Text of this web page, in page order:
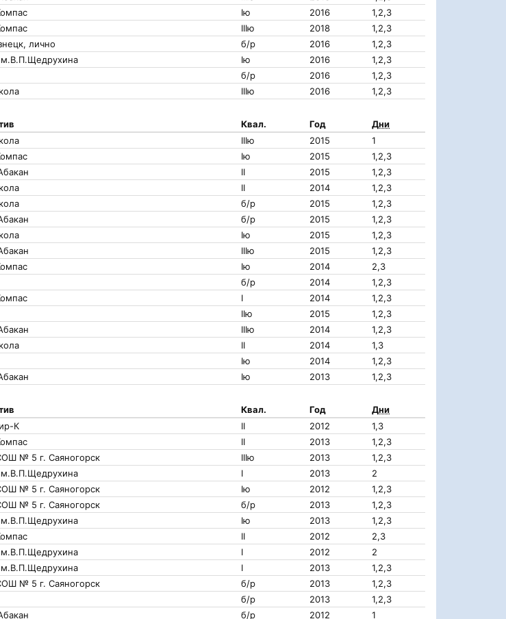
Iю 2016
1,2,3
IIIю 2018
1,2,3
лично б/р 2016
1,2,3
Iю 2016
1,2,3
б/р 2016
1,2,3
IIIю 2016 1,2,3
Квал. Год
Дни
IIIю 2015
1
Iю 2015
1,2,3
II 2015
1,2,3
II 2014
1,2,3
б/р 2015
1,2,3
б/р 2015
1,2,3
Iю 2015
1,2,3
IIIю 2015
1,2,3
Iю 2014
2,3
б/р 2014
1,2,3
I 2014
1,2,3
IIю 2015
1,2,3
IIIю 2014
1,2,3
II 2014
1,3
Iю 2014
1,2,3
Iю 2013 1,2,3
Квал. Год
Дни
К II 2012
1,3
II 2013
1,2,3
№ 5 г. Саяногорск IIIю 2013
1,2,3
I 2013
2
№ 5 г. Саяногорск Iю 2012
1,2,3
№ 5 г. Саяногорск б/р 2013
1,2,3
Iю 2013
1,2,3
II 2012
2,3
I 2012
2
I 2013
1,2,3
№ 5 г. Саяногорск б/р 2013
1,2,3
б/р 2013
1,2,3
б/р 2012 1